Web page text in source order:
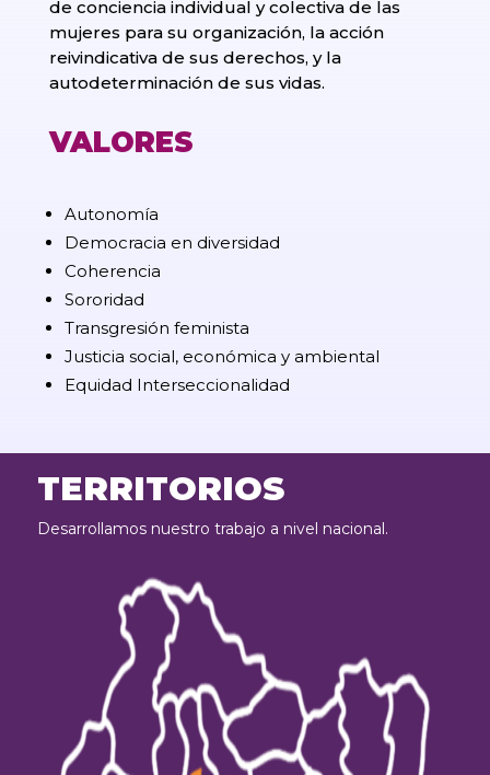
de conciencia individual y colectiva de las
mujeres para su organización, la acción
reivindicativa de sus derechos, y la
autodeterminación de sus vidas.
VALORES
Autonomía
Democracia en diversidad
Coherencia
Sororidad
Transgresión feminista
Justicia social, económica y ambiental
Equidad Interseccionalidad
TERRITORIOS
Desarrollamos nuestro trabajo a nivel nacional.